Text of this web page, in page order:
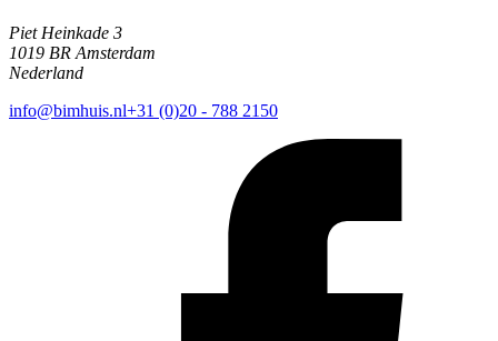
Piet Heinkade 3
1019 BR Amsterdam
Nederland
info@bimhuis.nl+31 (0)20 - 788 2150